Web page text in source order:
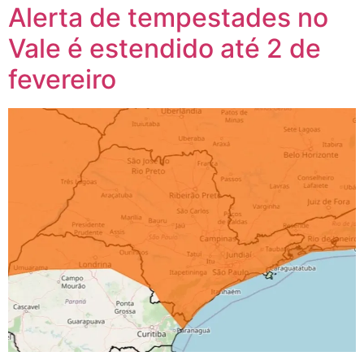
Alerta de tempestades no
Vale é estendido até 2 de
fevereiro